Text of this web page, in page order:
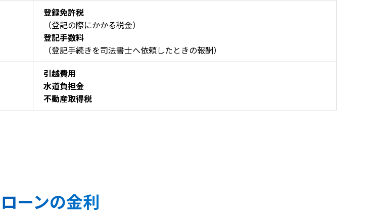
登録免許税
（登記の際にかかる税金）
登記手数料
（登記手続きを司法書士へ依頼したときの報酬）
引越費用
水道負担金
不動産取得税
ーンの金利